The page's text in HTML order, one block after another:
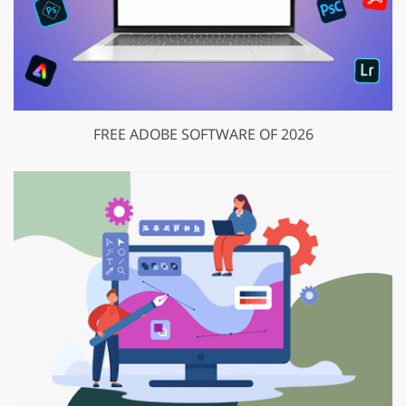
FREE ADOBE SOFTWARE OF 2026